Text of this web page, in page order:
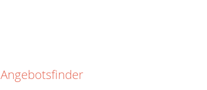
Angebotsfinder